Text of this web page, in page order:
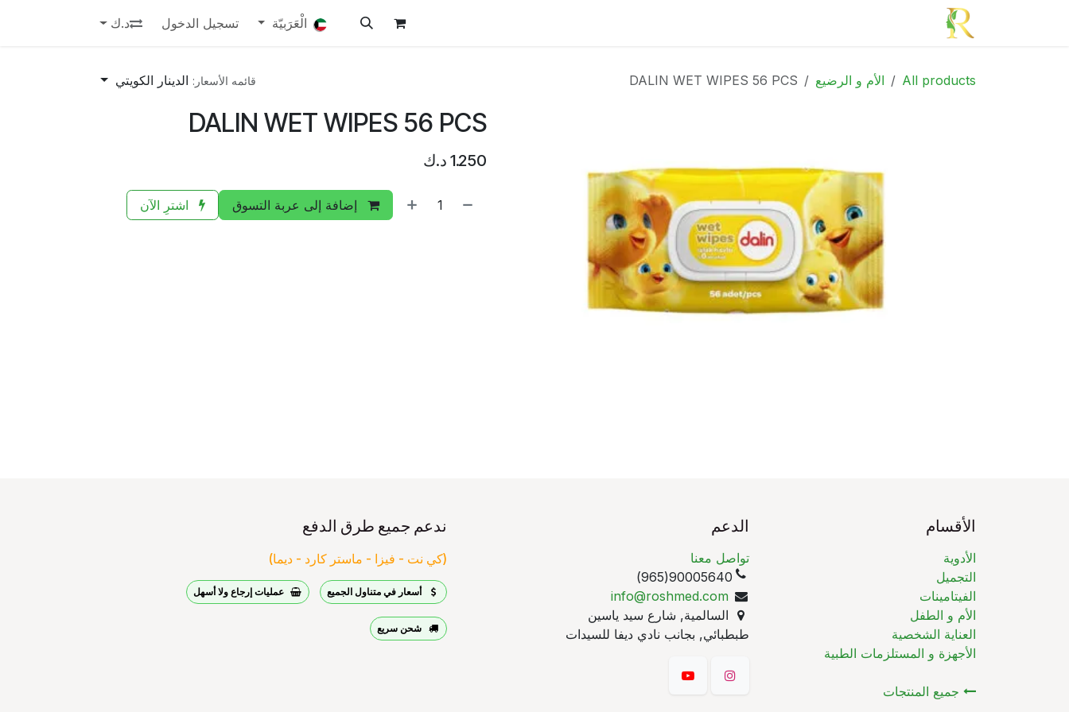
تخطي للذهاب إلى المحتوى
الْعَرَبيّة تسجيل الدخول د.ك
All products الأم و الرضيع DALIN WET WIPES 56 PCS قائمه الأسعار: الدينار الكويتي
DALIN WET WIPES 56 PCS
1.250 د.ك
إضافة إلى عربة التسوق اشترِ الآن
الأقسام
الأدوية
التجميل
الفيتامينات
الأم و الطفل
العناية الشخصية
الأجهزة و المستلزمات الطبية
جميع المنتجات
الدعم
تواصل معنا
90005640(965)
info@roshmed.com
السالمية, شارع سيد ياسين
طبطبائي, بجانب نادي ديفا للسيدات
ندعم جميع طرق الدفع
(كي نت - فيزا - ماستر كارد - ديما)
أسعار في متناول الجميع عمليات إرجاع ولا أسهل
شحن سريع